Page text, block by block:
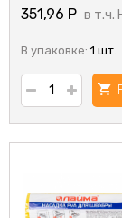
351,96 Р в т.ч.
В упаковке: 1 шт.